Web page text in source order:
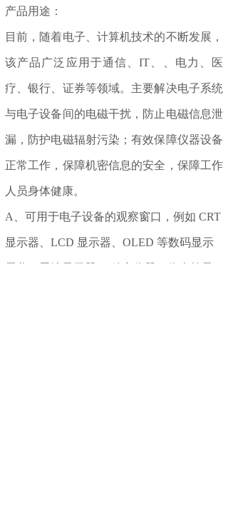
产品用途：
目前，随着电子、计算机技术的不断发展，
该产品广泛应用于通信、IT、、电力、医
疗、银行、证券等领域。主要解决电子系统
与电子设备间的电磁干扰，防止电磁信息泄
漏，防护电磁辐射污染；有效保障仪器设备
正常工作，保障机密信息的安全，保障工作
人员身体健康。
A、可用于电子设备的观察窗口，例如 CRT
显示器、LCD 显示器、OLED 等数码显示